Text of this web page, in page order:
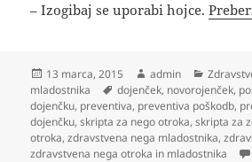
– Izogibaj se uporabi hojce.
Objavljeno
dne
13 marca, 2015 Avtor
admin
mladostnika
Oznake
dojenček, novorojenček,
dojenčku, preventiva, preventiva poškodb,
dojenčku,skripta za nego otroka,skripta za
otroka,zdravstvena nega mladostnika,
zdravstvena nega otroka in mladostnika